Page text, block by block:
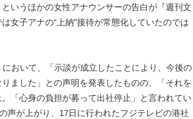
いうほかの女性アナウンサーの告白が『週刊文
女子アナの“上納”接待が常態化していたのでは
おいて、「示談が成立したことにより、今後の
ました」との声明を発表したものの、「それを
「心身の負担が募って出社停止」と言われてい
声が上がり、17日に行われたフジテレビの港社